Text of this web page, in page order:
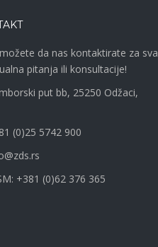
da nas kontaktirate za sva
pitanja ili konsultacije!
put bb, 25250 Odžaci,
(0)25 5742 900
+381 (0)62 376 365